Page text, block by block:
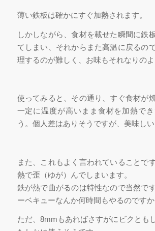
薄い鉄板は確かにすぐ加熱されます。
しかしながら、食材を載せた瞬間に鉄
てしまい、それからまた高温に戻るの
理するのが難しく、お味もそれなりのよ
使ってみると、その通り、すぐ食材が
一定に温度が高いまま食材を加熱で
う。個人差はありそうですが、美味しい
また、これもよく言われていることで
熱で歪（ゆが）んでしまいます。
鉄が熱で曲がるのは特性なので当然で
ーベキューなんか何時間もやるのですか
ただ、8mmもあればさすがにビクとも